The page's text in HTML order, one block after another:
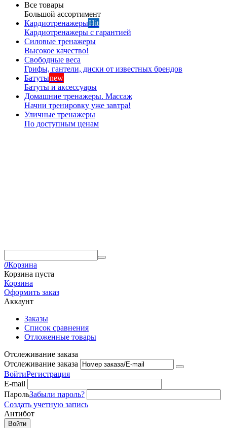
Все товары
Большой ассортимент
КардиотренажерыHit
Кардиотренажеры с гарантией
Силовые тренажеры
Высокое качество!
Свободные веса
Грифы, гантели, диски от известных брендов
Батутыnew
Батуты и аксессуары
Домашние тренажеры. Массаж
Начни тренировку уже завтра!
Уличные тренажеры
По доступным ценам
0Корзина
Корзина пуста
Корзина
Оформить заказ
Аккаунт
Заказы
Список сравнения
Отложенные товары
Отслеживание заказа
Отслеживание заказа
ВойтиРегистрация
E-mail
ПарольЗабыли пароль?
Создать учетную запись
Антибот
Войти